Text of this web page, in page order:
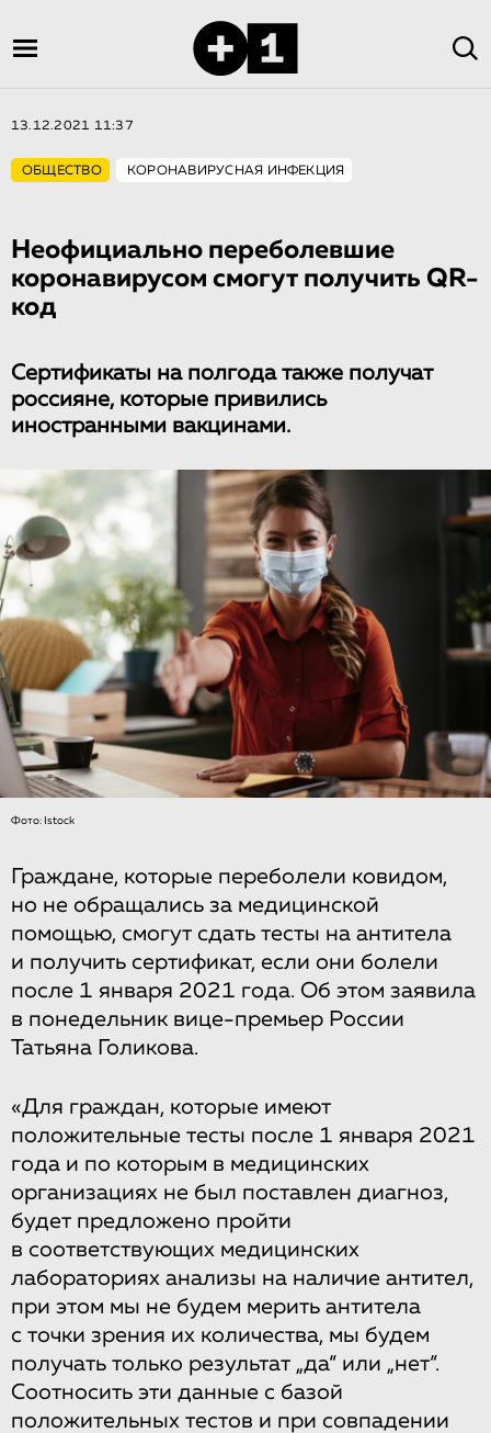
13.12.2021 11:37
ОБЩЕСТВО КОРОНАВИРУСНАЯ ИНФЕКЦИЯ
Неофициально переболевшие
коронавирусом смогут получить QR-
код
Сертификаты на полгода также получат
россияне, которые привились
иностранными вакцинами.
Фото: Istock
Граждане, которые переболели ковидом,
но не обращались за медицинской
помощью, смогут сдать тесты на антитела
и получить сертификат, если они болели
после 1 января 2021 года. Об этом заявила
в понедельник вице-премьер России
Татьяна Голикова.
«Для граждан, которые имеют
положительные тесты после 1 января 2021
года и по которым в медицинских
организациях не был поставлен диагноз,
будет предложено пройти
в соответствующих медицинских
лабораториях анализы на наличие антител,
при этом мы не будем мерить антитела
с точки зрения их количества, мы будем
получать только результат „да“ или „нет“.
Соотносить эти данные с базой
положительных тестов и при совпадении